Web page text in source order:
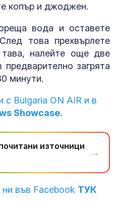
копър и джоджен.
вода и оставете
това прехвърлете
налейте още две
загрята
минути.
с Bulgaria ON AIR и в
Showcase.
източници
→
ни във Facebook ТУК